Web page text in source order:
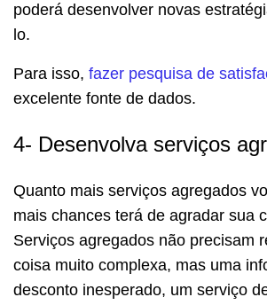
poderá desenvolver novas
lo.
Para isso, fazer pesquisa de
excelente fonte de dados.
4- Desenvolva serviços
Quanto mais serviços agregados
mais chances terá de agradar sua
Serviços agregados não precisam
coisa muito complexa, mas uma
desconto inesperado, um serviço